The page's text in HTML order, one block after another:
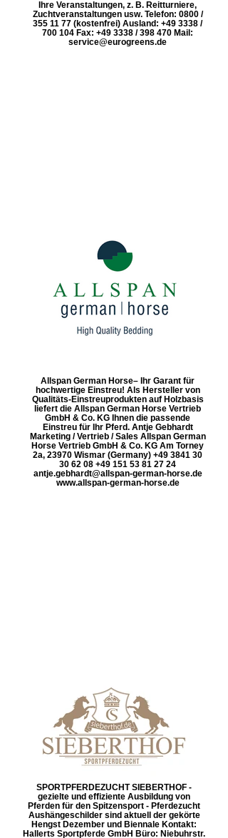
Ihre Veranstaltungen, z. B. Reitturniere,
Zuchtveranstaltungen usw. Telefon: 0800 /
355 11 77 (kostenfrei) Ausland: +49 3338 /
700 104 Fax: +49 3338 / 398 470 Mail:
service@eurogreens.de
Allspan German Horse– Ihr Garant für
hochwertige Einstreu! Als Hersteller von
Qualitäts-Einstreuprodukten auf Holzbasis
liefert die Allspan German Horse Vertrieb
GmbH & Co. KG Ihnen die passende
Einstreu für Ihr Pferd. Antje Gebhardt
Marketing / Vertrieb / Sales Allspan German
Horse Vertrieb GmbH & Co. KG Am Torney
2a, 23970 Wismar (Germany) +49 3841 30
30 62 08 +49 151 53 81 27 24
antje.gebhardt@allspan-german-horse.de
www.allspan-german-horse.de
SPORTPFERDEZUCHT SIEBERTHOF -
gezielte und effiziente Ausbildung von
Pferden für den Spitzensport - Pferdezucht
Aushängeschilder sind aktuell der gekörte
Hengst Dezember und Biennale Kontakt:
Hallerts Sportpferde GmbH Büro: Niebuhrstr.